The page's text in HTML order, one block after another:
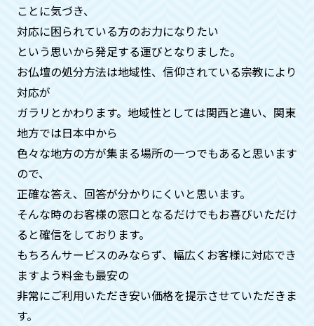
供養がどのようにされているか確認
はできますか？
ることも可能ですのでご安心ください。
合同供養の際も、別料金になりますがお
写真、動画の手配も可能です。
供養が済んだという証明はしていた
だけますか？
はい。何時、どこで、どのお寺の方が供
養してくれたかの証明証を郵送させてい
ただいておりますのでご安心くださいま
せ。
ことに気づき、
対応に困られている方のお力になりたい
という思いから発⾜する運びとなりました。
お仏壇の処分方法は地域性、信仰されている宗教により
対応が
ガラリとかわります。地域性としては関⻄と違い、関東
地方では日本中から
色々な地方の方が集まる場所の一つでもあると思います
ので、
正確な答え、回答が分かりにくいと思います。
そんな時のお客様の窓口となるだけでもお喜びいただけ
ると確信をしております。
もちろんサービスのみならず、幅広くお客様に対応でき
ますよう料金も最安の
非常にご利用いただき安い価格を提示させていただきま
す。